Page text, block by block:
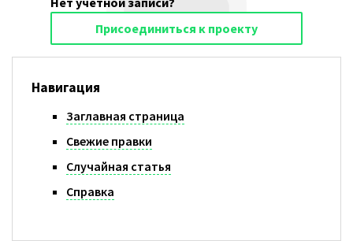
Присоединиться к проекту
Навигация
Заглавная страница
Свежие правки
Случайная статья
Справка